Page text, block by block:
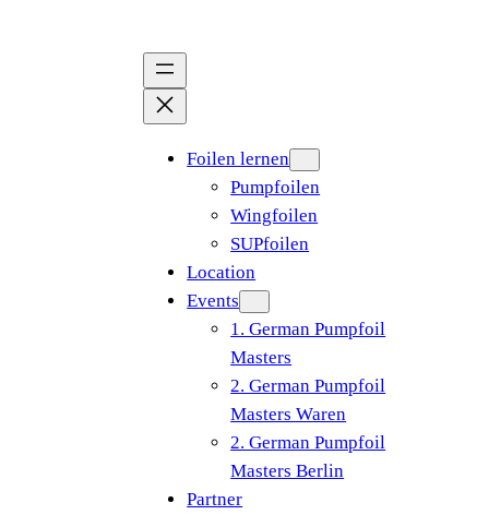
Foilen lernen
Pumpfoilen
Wingfoilen
SUPfoilen
Location
Events
1. German Pumpfoil
Masters
2. German Pumpfoil
Masters Waren
2. German Pumpfoil
Masters Berlin
Partner